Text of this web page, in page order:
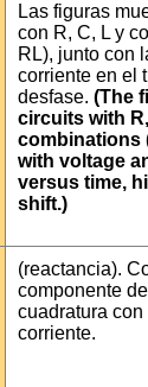
Las figuras
con R, C, L y
RL), junto con
corriente en el
desfase. (The
circuits with
combinations
with voltage
versus time,
shift.)
(reactancia).
componente
cuadratura
corriente.